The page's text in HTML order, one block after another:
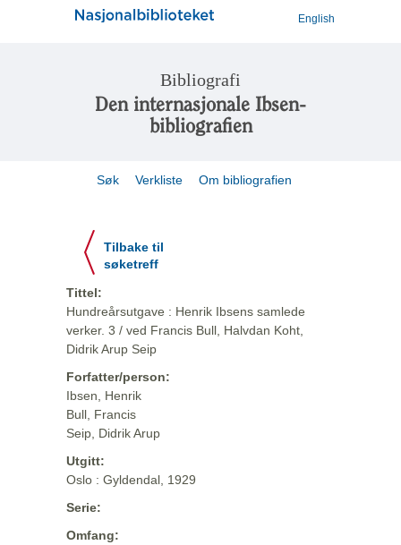
English
Bibliografi
Den internasjonale Ibsen-
bibliografien
Søk Verkliste Om bibliografien
Tilbake til
søketreff
Tittel:
Hundreårsutgave : Henrik Ibsens samlede
verker. 3 / ved Francis Bull, Halvdan Koht,
Didrik Arup Seip
Forfatter/person:
Ibsen, Henrik
Bull, Francis
Seip, Didrik Arup
Utgitt:
Oslo : Gyldendal, 1929
Serie:
Omfang: